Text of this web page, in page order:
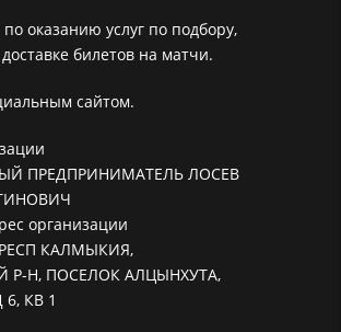
оказанию услуг по подбору,
билетов на матчи.
сайтом.
ПРЕДПРИНИМАТЕЛЬ ЛОСЕВ
организации
КАЛМЫКИЯ,
Р-Н, ПОСЕЛОК АЛЦЫНХУТА,
КВ 1